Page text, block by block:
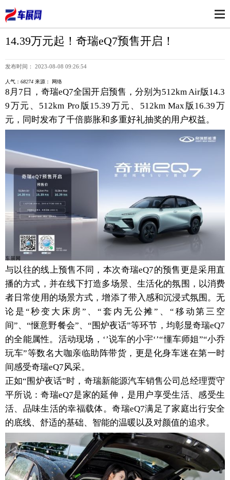
14.39万元起！奇瑞eQ7预售开启！
发布时间： 2023-08-08 09:26:54
人气： 68274 来源： 网络
8月7日，奇瑞eQ7全国开启预售，分别为512km Air版14.3
9万元、512km Pro版15.39万元、512km Max版16.39万
元，同时发布了千倍膨胀和多重好礼抽奖的用户权益。
与以往的线上预售不同，本次奇瑞eQ7的预售更是采用直
播的方式，并在线下打造多场景、生活化的氛围，以消费
者日常使用的场景方式，增添了带入感和沉浸式氛围。无
论是“秒变大床房”、“套内无公摊”、“移动第三空
间”、“惬意野餐会”、“围炉夜话”等环节，均彰显奇瑞eQ7
的全能属性。活动现场，‘’说车的小宇‘’“懂车师姐”“小乔
玩车”等数名大咖亲临助阵带货，更是化身车迷在第一时
间感受奇瑞eQ7风采。
正如“围炉夜话”时，奇瑞新能源汽车销售公司总经理贾守
平所说：奇瑞eQ7是家的延伸，是用户享受生活、感受生
活、品味生活的幸福载体。奇瑞eQ7满足了家庭出行安全
的底线、舒适的基础、智能的温暖以及对颜值的追求。